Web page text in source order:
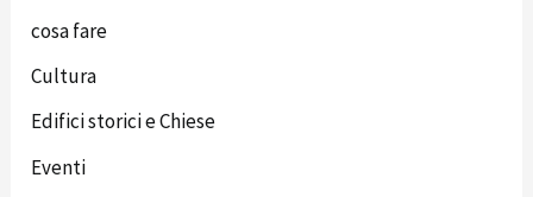
cosa fare
Cultura
Edifici storici e Chiese
Eventi